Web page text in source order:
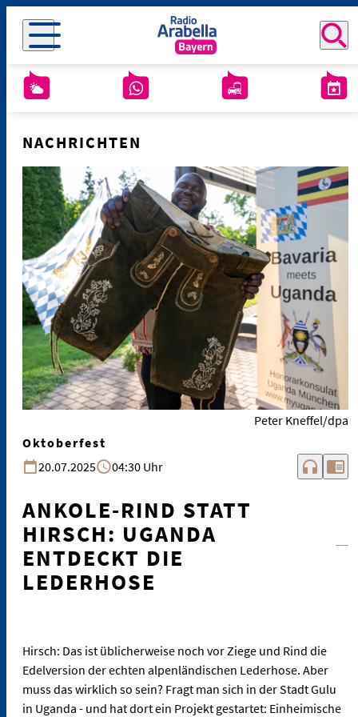
NACHRICHTEN
Peter Kneffel/dpa
Oktoberfest
20.07.2025
04:30 Uhr headphones chrome_reader_mode
ANKOLE-RIND STATT
HIRSCH: UGANDA
ENTDECKT DIE
LEDERHOSE
Hirsch: Das ist üblicherweise noch vor Ziege und Rind die
Edelversion der echten alpenländischen Lederhose. Aber
muss das wirklich so sein? Fragt man sich in der Stadt Gulu
in Uganda - und hat dort ein Projekt gestartet: Einheimische